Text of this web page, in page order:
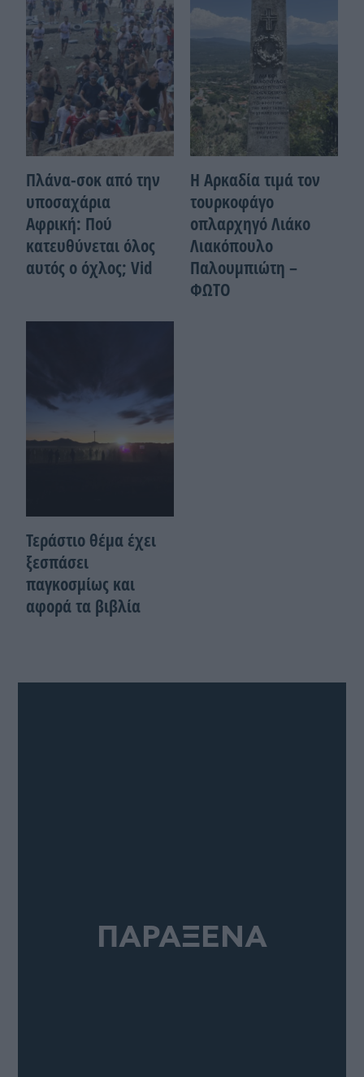
Πλάνα-σοκ από την
υποσαχάρια
Αφρική: Πού
κατευθύνεται όλος
αυτός ο όχλος; Vid
Η Αρκαδία τιμά τον
τουρκοφάγο
οπλαρχηγό Λιάκο
Λιακόπουλο
Παλουμπιώτη –
ΦΩΤΟ
Τεράστιο θέμα έχει
ξεσπάσει
παγκοσμίως και
αφορά τα βιβλία
ΠΑΡΑΞΕΝΑ